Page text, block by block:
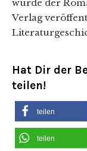
wurde der
Verlag
Hat Dir der
teilen!
teilen
teilen